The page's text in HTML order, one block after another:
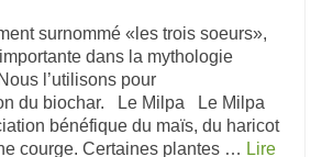
surnommé «les trois soeurs»,
dans la mythologie
l’utilisons pour
du biochar. Le Milpa Le Milpa
bénéfique du maïs, du haricot
courge. Certaines plantes … Lire